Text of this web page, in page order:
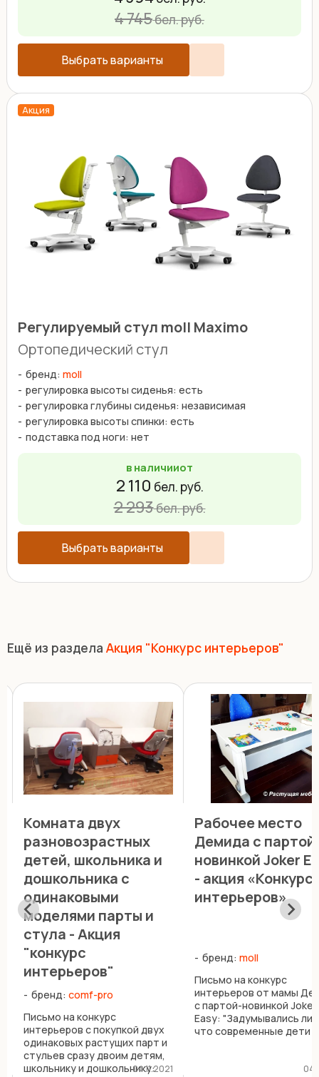
4 745бел. руб.
Выбрать варианты
Акция
Регулируемый стул moll Maximo
Ортопедический стул
бренд: moll
регулировка высоты сиденья: есть
регулировка глубины сиденья: независимая
регулировка высоты спинки: есть
подставка под ноги: нет
в наличииот
2 110 бел. руб.
2 293бел. руб.
Выбрать варианты
Ещё из раздела Акция "Конкурс интерьеров"
Комната двух
разновозрастных
детей, школьника и
дошкольника с
одинаковыми
моделями парты и
стула - Акция
"конкурс
интерьеров"
бренд: comf-pro
Письмо на конкурс
интерьеров с покупкой двух
одинаковых растущих парт и
стульев сразу двоим детям,
школьнику и дошкольнику:
04.11.2021
Рабочее место
Демида с
новинкой Joker
- акция «Конкурс
интерьеров»
бренд: moll
Письмо на конкурс
интерьеров от мамы
с партой-новинкой Joker
Easy: "Задумывались ли
что современные дети
офисные работники!